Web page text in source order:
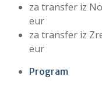
za transfer iz
eur
za transfer iz
eur
Program